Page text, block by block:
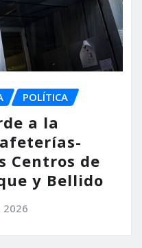
POLÍTICA
a la
Centros de
y Bellido
2026